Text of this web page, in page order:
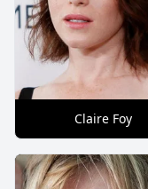
Claire Foy